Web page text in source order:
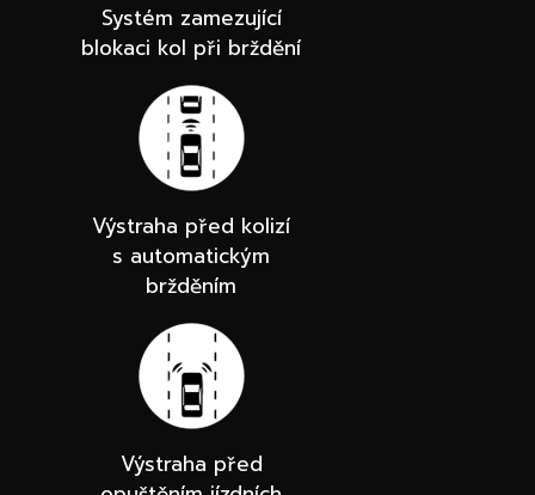
Systém zamezující
blokaci kol při brždění
Výstraha před kolizí
s automatickým
bržděním
Výstraha před